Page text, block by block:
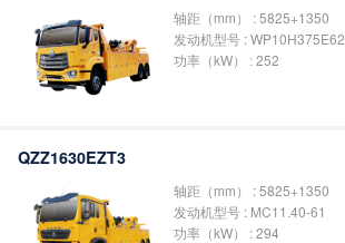
轴距（mm） : 5825+1350
发动机型号 : WP10H375E62
功率（kW） : 252
QZZ1630EZT3
轴距（mm） : 5825+1350
发动机型号 : MC11.40-61
功率（kW） : 294